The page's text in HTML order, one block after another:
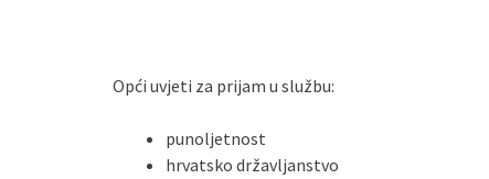
Opći uvjeti za prijam u službu:
punoljetnost
hrvatsko državljanstvo